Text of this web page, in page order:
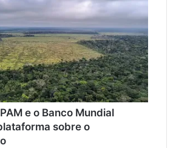
e o Banco Mundial
sobre o